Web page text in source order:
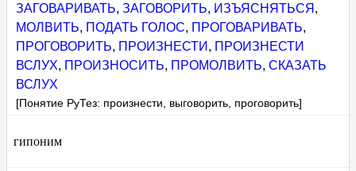
ЗАГОВАРИВАТЬ,ЗАГОВОРИТЬ, ИЗЪЯСНЯТЬСЯ ,
МОЛВИТЬ, ПОДАТЬ ГОЛОС, ПРОГОВАРИВАТЬ,
ПРОГОВОРИТЬ, ПРОИЗНЕСТИ , ПРОИЗНЕСТИ
ВСЛУХ, ПРОИЗНОСИТЬ, ПРОМОЛВИТЬ,СКАЗАТЬ
ВСЛУХ
[Понятие РуТез: произнести, выговорить, проговорить]
гипоним